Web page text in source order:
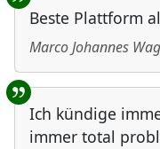
Beste Plattform
Marco Johannes
Ich kündige
immer total